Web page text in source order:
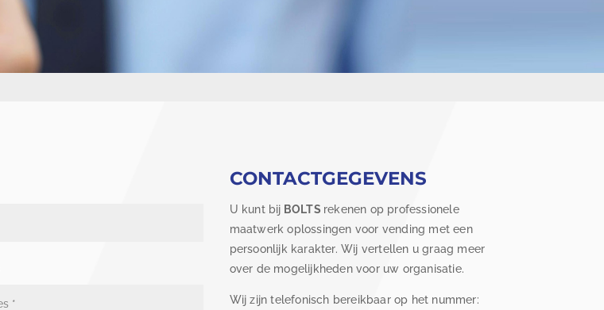
CONTACTGEGEVENS
U kunt bij BOLTS rekenen op professionele
maatwerk oplossingen voor vending met een
persoonlijk karakter. Wij vertellen u graag meer
over de mogelijkheden voor uw organisatie.
Wij zijn telefonisch bereikbaar op het nummer: